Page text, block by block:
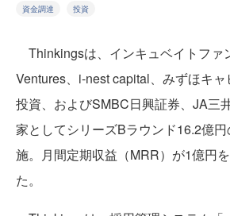
資金調達 投資
Thinkingsは、インキュベイトファ
Ventures、i-nest capital、みずほキ
投資、およびSMBC日興証券、JA三
家としてシリーズBラウンド16.2億
施。月間定期収益（MRR）が1億円
た。